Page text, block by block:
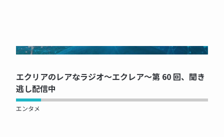
NOW PRINTING...
エクリアのレアなラジオ～エクレア～第 60 回、聞き
逃し配信中
エンタメ